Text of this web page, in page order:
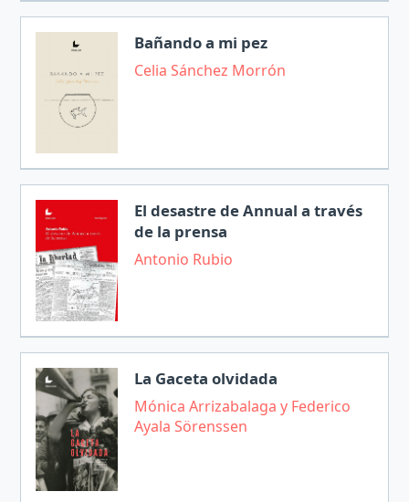
Bañando a mi pez
Celia Sánchez Morrón
El desastre de Annual a través
de la prensa
Antonio Rubio
La Gaceta olvidada
Mónica Arrizabalaga y Federico
Ayala Sörenssen